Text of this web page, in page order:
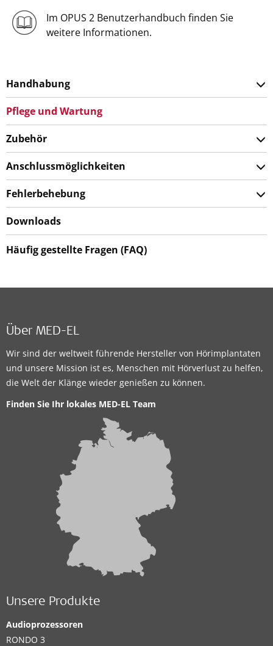
Im OPUS 2 Benutzerhandbuch finden Sie
weitere Informationen.
Handhabung
Pflege und Wartung
Zubehör
Anschlussmöglichkeiten
Fehlerbehebung
Downloads
Häufig gestellte Fragen (FAQ)
Über MED-EL
Wir sind der weltweit führende Hersteller von Hörimplantaten
und unsere Mission ist es, Menschen mit Hörverlust zu helfen,
die Welt der Klänge wieder genießen zu können.
Finden Sie Ihr lokales MED-EL Team
Unsere Produkte
Audioprozessoren
RONDO 3